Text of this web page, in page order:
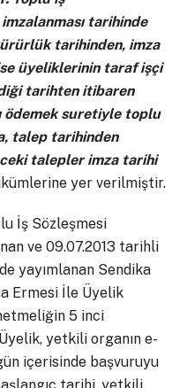
tarihinde
tarihinden, imza
üyeliklerinin taraf işçi
tarihten itibaren
ödemek suretiyle toplu
talep tarihinden
talepler imza tarihi
yer verilmiştir.
İş Sözleşmesi
ve 09.07.2013 tarihli
yayımlanan Sendika
Ermesi İle Üyelik
5 inci
yetkili organın e-
içerisinde başvuruyu